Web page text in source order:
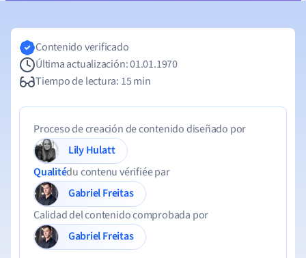
Contenido verificado
Última actualización: 01.01.1970
Tiempo de lectura: 15 min
Proceso de creación de contenido diseñado por
Lily Hulatt
Qualitédu contenu vérifiée par
Gabriel Freitas
Calidad del contenido comprobada por
Gabriel Freitas